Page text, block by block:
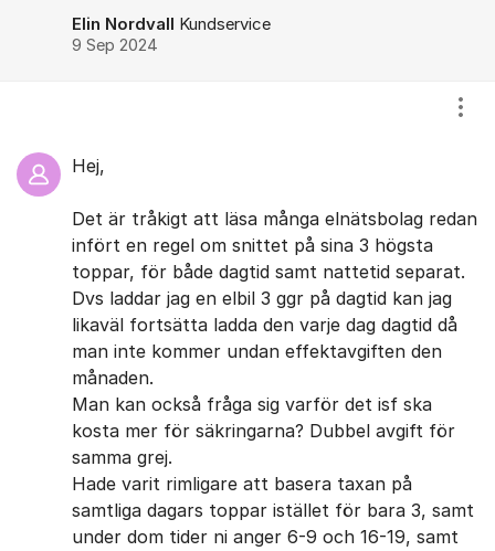
Elin Nordvall Kundservice
9 Sep 2024
Hej,
Det är tråkigt att läsa många elnätsbolag redan
infört en regel om snittet på sina 3 högsta
toppar, för både dagtid samt nattetid separat.
Dvs laddar jag en elbil 3 ggr på dagtid kan jag
likaväl fortsätta ladda den varje dag dagtid då
man inte kommer undan effektavgiften den
månaden.
Man kan också fråga sig varför det isf ska
kosta mer för säkringarna? Dubbel avgift för
samma grej.
Hade varit rimligare att basera taxan på
samtliga dagars toppar istället för bara 3, samt
under dom tider ni anger 6-9 och 16-19, samt